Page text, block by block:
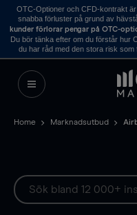
OTC-Optioner och CFD-kontrakt
snabba förluster på grund av
kunder förlorar pengar på OTC-
Du bör tänka efter om du förstår hur
du har råd med den stora risk som
Home Marknadsutbud